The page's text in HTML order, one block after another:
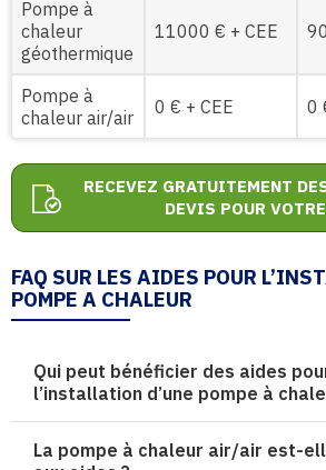
Pompe à
chaleur
géothermique
11000 € + CEE
Pompe à
chaleur air/air
0 € + CEE 0
RECEVEZ GRATUITEMENT
DEVIS POUR
FAQ SUR LES AIDES POUR
POMPE A CHALEUR
Qui peut bénéficier des aides
l’installation d’une pompe à
La pompe à chaleur air/air est-